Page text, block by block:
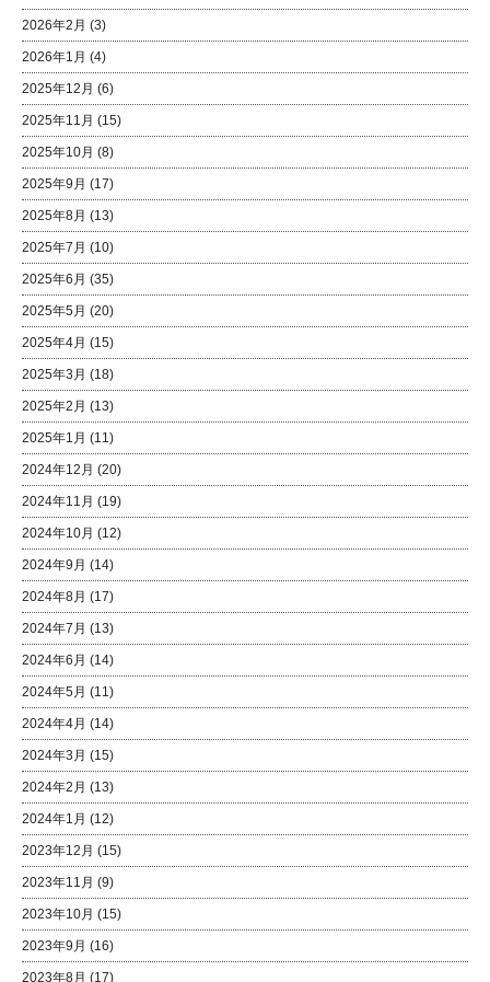
2026年2月 (3)
2026年1月 (4)
2025年12月 (6)
2025年11月 (15)
2025年10月 (8)
2025年9月 (17)
2025年8月 (13)
2025年7月 (10)
2025年6月 (35)
2025年5月 (20)
2025年4月 (15)
2025年3月 (18)
2025年2月 (13)
2025年1月 (11)
2024年12月 (20)
2024年11月 (19)
2024年10月 (12)
2024年9月 (14)
2024年8月 (17)
2024年7月 (13)
2024年6月 (14)
2024年5月 (11)
2024年4月 (14)
2024年3月 (15)
2024年2月 (13)
2024年1月 (12)
2023年12月 (15)
2023年11月 (9)
2023年10月 (15)
2023年9月 (16)
2023年8月 (17)